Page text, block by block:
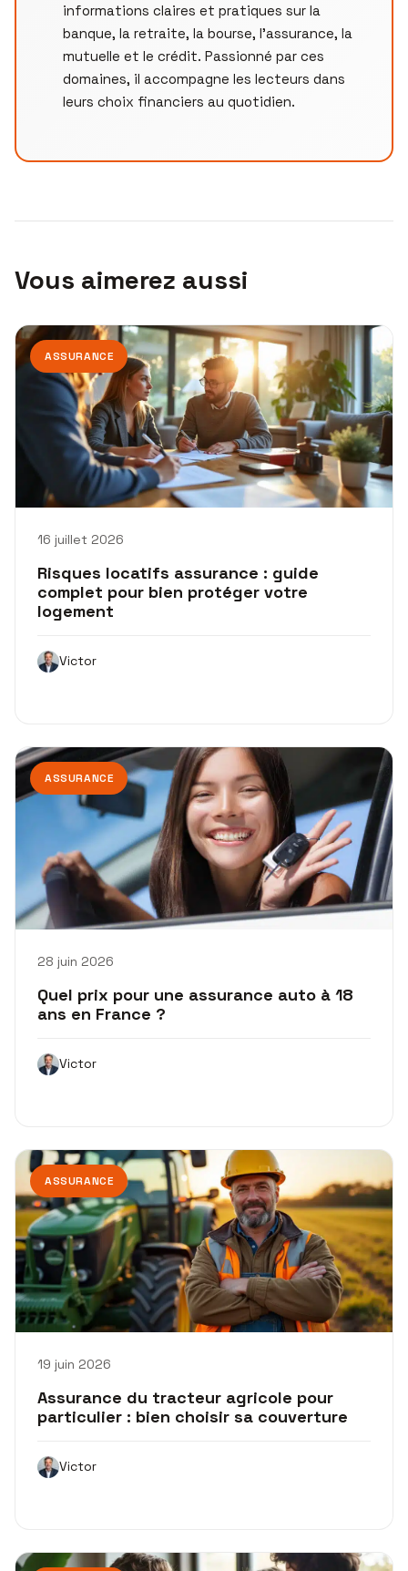
informations claires et pratiques sur la
banque, la retraite, la bourse, l’assurance, la
mutuelle et le crédit. Passionné par ces
domaines, il accompagne les lecteurs dans
leurs choix financiers au quotidien.
Vous aimerez aussi
ASSURANCE
16 juillet 2026
Risques locatifs assurance : guide
complet pour bien protéger votre
logement
Victor
ASSURANCE
28 juin 2026
Quel prix pour une assurance auto à 18
ans en France ?
Victor
ASSURANCE
19 juin 2026
Assurance du tracteur agricole pour
particulier : bien choisir sa couverture
Victor